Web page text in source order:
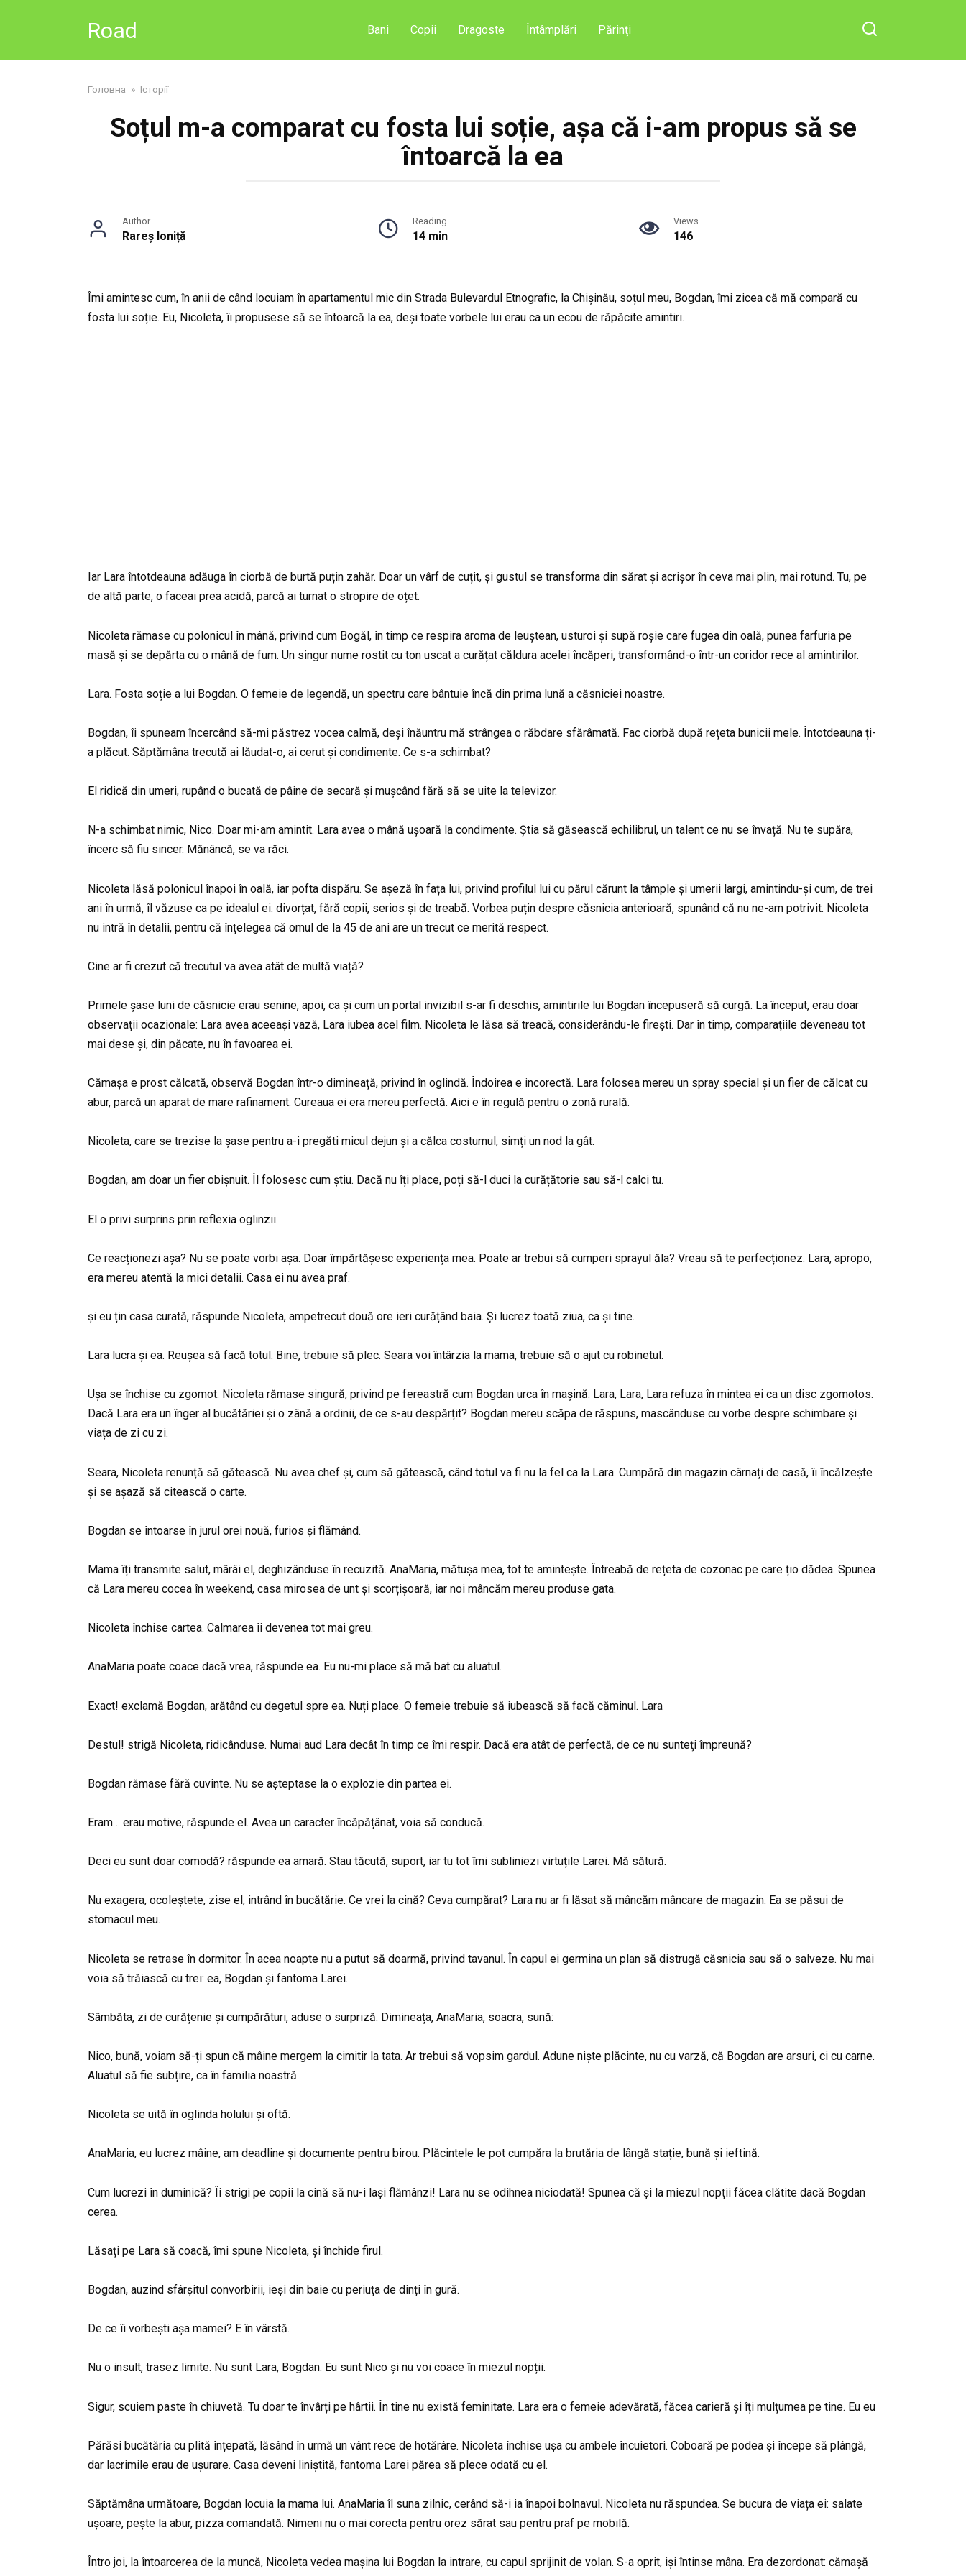
Road Bani Copii Dragoste Întâmplări Părinţi
Головна » Історії
Soțul m-a comparat cu fosta lui soție, așa că i-am propus să se
întoarcă la ea
Author
Rareș Ioniță
Reading
14 min
Views
146
Îmi amintesc cum, în anii de când locuiam în apartamentul mic din Strada Bulevardul Etnografic, la Chișinău, soțul meu, Bogdan, îmi zicea că mă compară cu
fosta lui soție. Eu, Nicoleta, îi propusese să se întoarcă la ea, deși toate vorbele lui erau ca un ecou de răpăcite amintiri.
Iar Lara întotdeauna adăuga în ciorbă de burtă puțin zahăr. Doar un vârf de cuțit, și gustul se transforma din sărat și acrișor în ceva mai plin, mai rotund. Tu, pe
de altă parte, o faceai prea acidă, parcă ai turnat o stropire de oțet.
Nicoleta rămase cu polonicul în mână, privind cum Bogăl, în timp ce respira aroma de leuștean, usturoi și supă roșie care fugea din oală, punea farfuria pe
masă și se depărta cu o mână de fum. Un singur nume rostit cu ton uscat a curățat căldura acelei încăperi, transformând-o într-un coridor rece al amintirilor.
Lara. Fosta soție a lui Bogdan. O femeie de legendă, un spectru care bântuie încă din prima lună a căsniciei noastre.
Bogdan, îi spuneam încercând să-mi păstrez vocea calmă, deși înăuntru mă strângea o răbdare sfărâmată. Fac ciorbă după rețeta bunicii mele. Întotdeauna ți-
a plăcut. Săptămâna trecută ai lăudat-o, ai cerut și condimente. Ce s-a schimbat?
El ridică din umeri, rupând o bucată de pâine de secară și mușcând fără să se uite la televizor.
N-a schimbat nimic, Nico. Doar mi-am amintit. Lara avea o mână ușoară la condimente. Știa să găsească echilibrul, un talent ce nu se învață. Nu te supăra,
încerc să fiu sincer. Mănâncă, se va răci.
Nicoleta lăsă polonicul înapoi în oală, iar pofta dispăru. Se așeză în fața lui, privind profilul lui cu părul cărunt la tâmple și umerii largi, amintindu-și cum, de trei
ani în urmă, îl văzuse ca pe idealul ei: divorțat, fără copii, serios și de treabă. Vorbea puțin despre căsnicia anterioară, spunând că nu ne-am potrivit. Nicoleta
nu intră în detalii, pentru că înțelegea că omul de la 45 de ani are un trecut ce merită respect.
Cine ar fi crezut că trecutul va avea atât de multă viață?
Primele șase luni de căsnicie erau senine, apoi, ca și cum un portal invizibil s-ar fi deschis, amintirile lui Bogdan începuseră să curgă. La început, erau doar
observații ocazionale: Lara avea aceeași vază, Lara iubea acel film. Nicoleta le lăsa să treacă, considerându-le firești. Dar în timp, comparațiile deveneau tot
mai dese și, din păcate, nu în favoarea ei.
Cămașa e prost călcată, observă Bogdan într-o dimineață, privind în oglindă. Îndoirea e incorectă. Lara folosea mereu un spray special și un fier de călcat cu
abur, parcă un aparat de mare rafinament. Cureaua ei era mereu perfectă. Aici e în regulă pentru o zonă rurală.
Nicoleta, care se trezise la șase pentru a-i pregăti micul dejun și a călca costumul, simți un nod la gât.
Bogdan, am doar un fier obișnuit. Îl folosesc cum știu. Dacă nu îți place, poți să-l duci la curățătorie sau să-l calci tu.
El o privi surprins prin reflexia oglinzii.
Ce reacționezi așa? Nu se poate vorbi așa. Doar împărtășesc experiența mea. Poate ar trebui să cumperi sprayul ăla? Vreau să te perfecționez. Lara, apropo,
era mereu atentă la mici detalii. Casa ei nu avea praf.
și eu țin casa curată, răspunde Nicoleta, ampetrecut două ore ieri curățând baia. Și lucrez toată ziua, ca și tine.
Lara lucra și ea. Reușea să facă totul. Bine, trebuie să plec. Seara voi întârzia la mama, trebuie să o ajut cu robinetul.
Ușa se închise cu zgomot. Nicoleta rămase singură, privind pe fereastră cum Bogdan urca în mașină. Lara, Lara, Lara refuza în mintea ei ca un disc zgomotos.
Dacă Lara era un înger al bucătăriei și o zână a ordinii, de ce s-au despărțit? Bogdan mereu scăpa de răspuns, mascânduse cu vorbe despre schimbare și
viața de zi cu zi.
Seara, Nicoleta renunță să gătească. Nu avea chef și, cum să gătească, când totul va fi nu la fel ca la Lara. Cumpără din magazin cârnați de casă, îi încălzește
și se așază să citească o carte.
Bogdan se întoarse în jurul orei nouă, furios și flămând.
Mama îți transmite salut, mârâi el, deghizânduse în recuzită. AnaMaria, mătușa mea, tot te amintește. Întreabă de rețeta de cozonac pe care țio dădea. Spunea
că Lara mereu cocea în weekend, casa mirosea de unt și scorțișoară, iar noi mâncăm mereu produse gata.
Nicoleta închise cartea. Calmarea îi devenea tot mai greu.
AnaMaria poate coace dacă vrea, răspunde ea. Eu nu-mi place să mă bat cu aluatul.
Exact! exclamă Bogdan, arătând cu degetul spre ea. Nuți place. O femeie trebuie să iubească să facă căminul. Lara
Destul! strigă Nicoleta, ridicânduse. Numai aud Lara decât în timp ce îmi respir. Dacă era atât de perfectă, de ce nu sunteţi împreună?
Bogdan rămase fără cuvinte. Nu se așteptase la o explozie din partea ei.
Eram… erau motive, răspunde el. Avea un caracter încăpățânat, voia să conducă.
Deci eu sunt doar comodă? răspunde ea amară. Stau tăcută, suport, iar tu tot îmi subliniezi virtuțile Larei. Mă sătură.
Nu exagera, ocoleștete, zise el, intrând în bucătărie. Ce vrei la cină? Ceva cumpărat? Lara nu ar fi lăsat să mâncăm mâncare de magazin. Ea se păsui de
stomacul meu.
Nicoleta se retrase în dormitor. În acea noapte nu a putut să doarmă, privind tavanul. În capul ei germina un plan să distrugă căsnicia sau să o salveze. Nu mai
voia să trăiască cu trei: ea, Bogdan și fantoma Larei.
Sâmbăta, zi de curățenie și cumpărături, aduse o surpriză. Dimineața, AnaMaria, soacra, sună:
Nico, bună, voiam să-ți spun că mâine mergem la cimitir la tata. Ar trebui să vopsim gardul. Adune niște plăcinte, nu cu varză, că Bogdan are arsuri, ci cu carne.
Aluatul să fie subțire, ca în familia noastră.
Nicoleta se uită în oglinda holului și oftă.
AnaMaria, eu lucrez mâine, am deadline și documente pentru birou. Plăcintele le pot cumpăra la brutăria de lângă stație, bună și ieftină.
Cum lucrezi în duminică? Îi strigi pe copii la cină să nu-i lași flămânzi! Lara nu se odihnea niciodată! Spunea că și la miezul nopții făcea clătite dacă Bogdan
cerea.
Lăsați pe Lara să coacă, îmi spune Nicoleta, și închide firul.
Bogdan, auzind sfârșitul convorbirii, ieși din baie cu periuța de dinți în gură.
De ce îi vorbești așa mamei? E în vârstă.
Nu o insult, trasez limite. Nu sunt Lara, Bogdan. Eu sunt Nico și nu voi coace în miezul nopții.
Sigur, scuiem paste în chiuvetă. Tu doar te învârți pe hârtii. În tine nu există feminitate. Lara era o femeie adevărată, făcea carieră și îți mulțumea pe tine. Eu eu
Părăsi bucătăria cu plită înțepată, lăsând în urmă un vânt rece de hotărâre. Nicoleta închise ușa cu ambele încuietori. Coboară pe podea și începe să plângă,
dar lacrimile erau de ușurare. Casa deveni liniștită, fantoma Larei părea să plece odată cu el.
Săptămâna următoare, Bogdan locuia la mama lui. AnaMaria îl suna zilnic, cerând să-i ia înapoi bolnavul. Nicoleta nu răspundea. Se bucura de viața ei: salate
ușoare, pește la abur, pizza comandată. Nimeni nu o mai corecta pentru orez sărat sau pentru praf pe mobilă.
Întro joi, la întoarcerea de la muncă, Nicoleta vedea mașina lui Bogdan la intrare, cu capul sprijinit de volan. S-a oprit, iși întinse mâna. Era dezordonat: cămașă